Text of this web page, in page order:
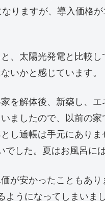
りますが、導入価格
、太陽光発電と比較
いかと感じています。
を解体後、新築し、
ましたので、以前の
し通帳は手元にありま
でした。夏はお風呂に
が安かったこともあ
ようになってしまいまし